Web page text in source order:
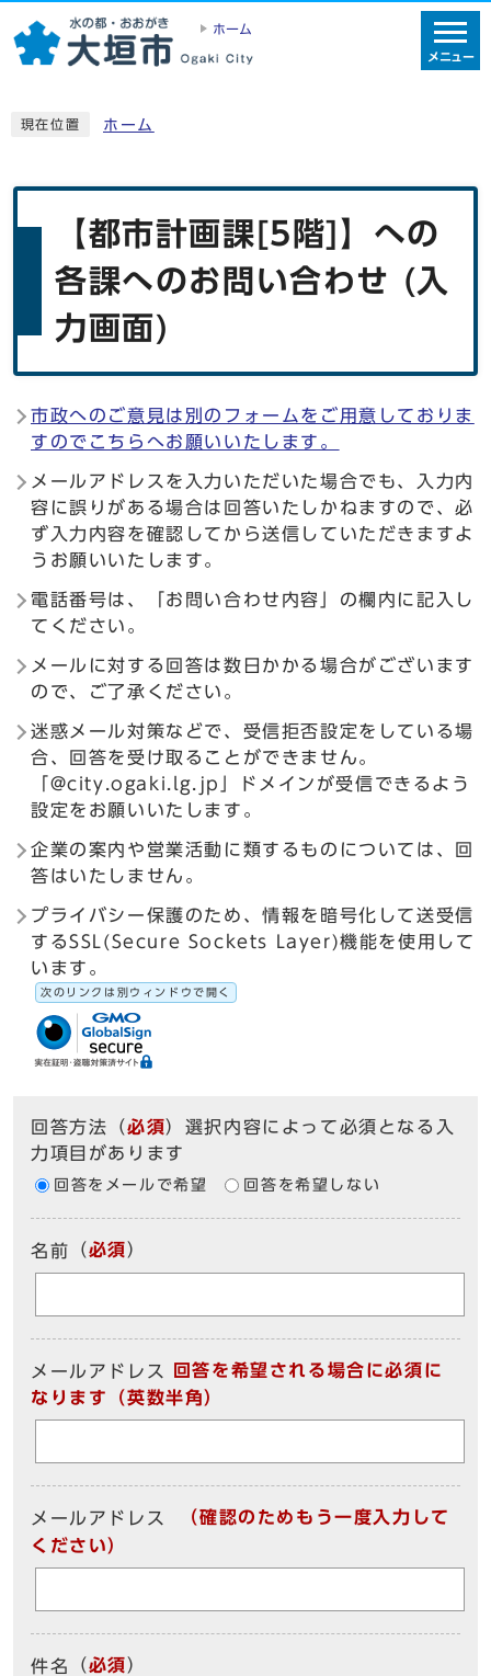
ホーム
メニュー
現在位置 ホーム
【都市計画課[5階]】への
各課へのお問い合わせ (入
力画面)
市政へのご意見は別のフォームをご用意しておりま
すのでこちらへお願いいたします。
メールアドレスを入力いただいた場合でも、入力内
容に誤りがある場合は回答いたしかねますので、必
ず入力内容を確認してから送信していただきますよ
うお願いいたします。
電話番号は、「お問い合わせ内容」の欄内に記入し
てください。
メールに対する回答は数日かかる場合がございます
ので、ご了承ください。
迷惑メール対策などで、受信拒否設定をしている場
合、回答を受け取ることができません。
「@city.ogaki.lg.jp」ドメインが受信できるよう
設定をお願いいたします。
企業の案内や営業活動に類するものについては、回
答はいたしません。
プライバシー保護のため、情報を暗号化して送受信
するSSL(Secure Sockets Layer)機能を使用して
います。
次のリンクは別ウィンドウで開く
回答方法 （必須）選択内容によって必須となる入
力項目があります
回答をメールで希望 回答を希望しない
名前 （必須）
メールアドレス
回答を希望される場合に必須に
なります（英数半角）
メールアドレス
（確認のためもう一度入力して
ください）
件名 （必須）